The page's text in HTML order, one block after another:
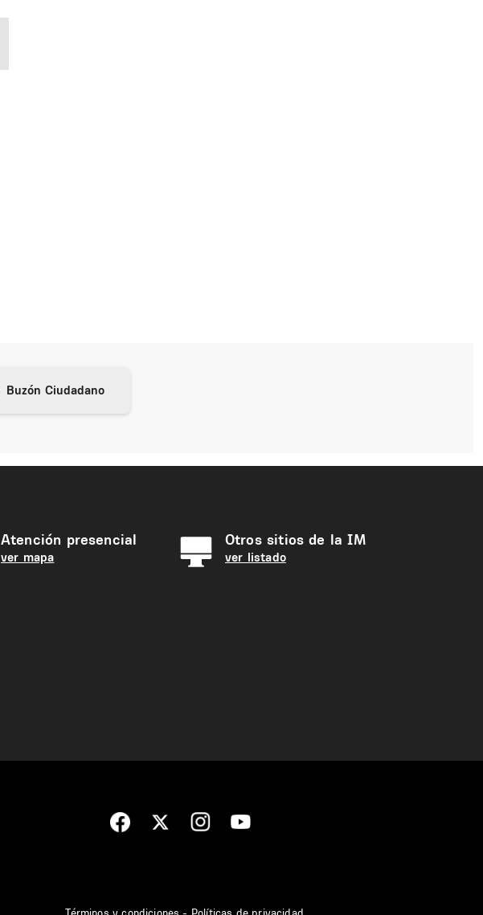
Atención presencial
ver mapa
Otros sitios de la IM
ver listado